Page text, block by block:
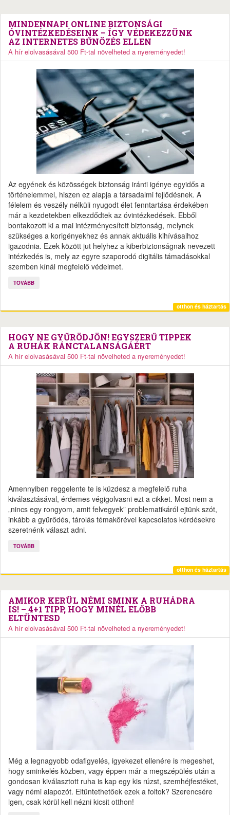
MINDENNAPI ONLINE BIZTONSÁGI
ÓVINTÉZKEDÉSEINK – ÍGY VÉDEKEZZÜNK
AZ INTERNETES BŰNÖZÉS ELLEN
A hír elolvasásával 500 Ft-tal növelheted a nyereményedet!
Az egyének és közösségek biztonság iránti igénye egyidős a
történelemmel, hiszen ez alapja a társadalmi fejlődésnek. A
félelem és veszély nélküli nyugodt élet fenntartása érdekében
már a kezdetekben elkezdődtek az óvintézkedések. Ebből
bontakozott ki a mai intézményesített biztonság, melynek
szükséges a korigényekhez és annak aktuális kihívásaihoz
igazodnia. Ezek között jut helyhez a kiberbiztonságnak nevezett
intézkedés is, mely az egyre szaporodó digitális támadásokkal
szemben kínál megfelelő védelmet.
TOVÁBB
otthon és háztartás
HOGY NE GYŰRÖDJÖN! EGYSZERŰ TIPPEK
A RUHÁK RÁNCTALANSÁGÁÉRT
A hír elolvasásával 500 Ft-tal növelheted a nyereményedet!
Amennyiben reggelente te is küzdesz a megfelelő ruha
kiválasztásával, érdemes végigolvasni ezt a cikket. Most nem a
„nincs egy rongyom, amit felvegyek” problematikáról ejtünk szót,
inkább a gyűrődés, tárolás témakörével kapcsolatos kérdésekre
szeretnénk választ adni.
TOVÁBB
otthon és háztartás
AMIKOR KERÜL NÉMI SMINK A RUHÁDRA
IS! – 4+1 TIPP, HOGY MINÉL ELŐBB
ELTÜNTESD
A hír elolvasásával 500 Ft-tal növelheted a nyereményedet!
Még a legnagyobb odafigyelés, igyekezet ellenére is megeshet,
hogy sminkelés közben, vagy éppen már a megszépülés után a
gondosan kiválasztott ruha is kap egy kis rúzst, szemhéjfestéket,
vagy némi alapozót. Eltüntethetőek ezek a foltok? Szerencsére
igen, csak körül kell nézni kicsit otthon!